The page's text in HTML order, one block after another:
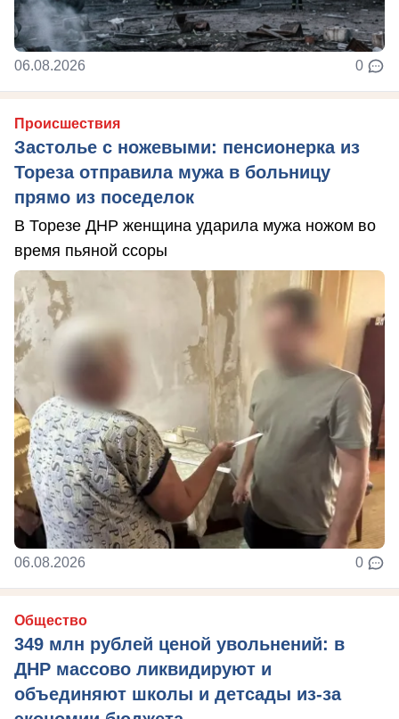
06.08.2026 0
Происшествия
Застолье с ножевыми: пенсионерка из
Тореза отправила мужа в больницу
прямо из поседелок
В Торезе ДНР женщина ударила мужа ножом во
время пьяной ссоры
06.08.2026 0
Общество
349 млн рублей ценой увольнений: в
ДНР массово ликвидируют и
объединяют школы и детсады из-за